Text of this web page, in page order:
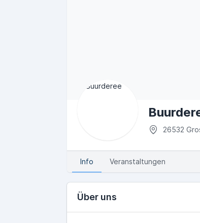
26532
Info Veranstaltungen
Über uns